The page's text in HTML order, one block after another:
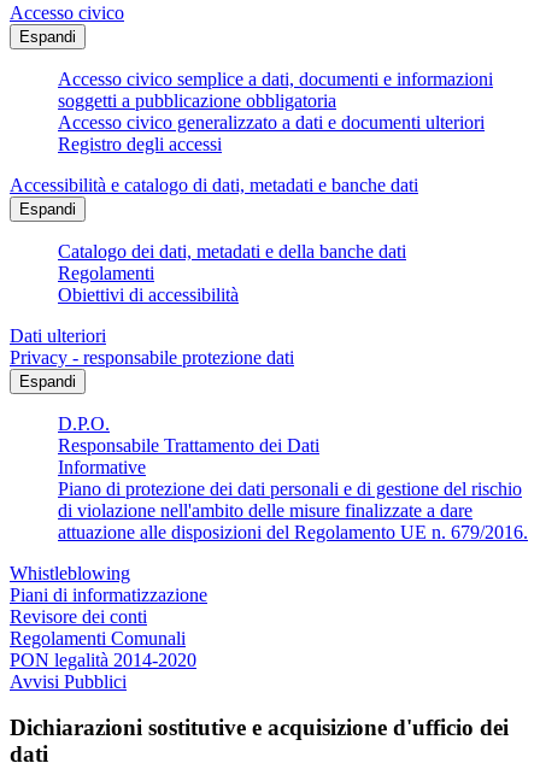
Accesso civico
Espandi
Accesso civico semplice a dati, documenti e informazioni
soggetti a pubblicazione obbligatoria
Accesso civico generalizzato a dati e documenti ulteriori
Registro degli accessi
Accessibilità e catalogo di dati, metadati e banche dati
Espandi
Catalogo dei dati, metadati e della banche dati
Regolamenti
Obiettivi di accessibilità
Dati ulteriori
Privacy - responsabile protezione dati
Espandi
D.P.O.
Responsabile Trattamento dei Dati
Informative
Piano di protezione dei dati personali e di gestione del rischio
di violazione nell'ambito delle misure finalizzate a dare
attuazione alle disposizioni del Regolamento UE n. 679/2016.
Whistleblowing
Piani di informatizzazione
Revisore dei conti
Regolamenti Comunali
PON legalità 2014-2020
Avvisi Pubblici
Dichiarazioni sostitutive e acquisizione d'ufficio dei
dati